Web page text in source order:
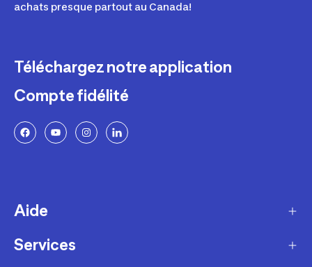
achats presque partout au Canada!
Téléchargez notre application
Compte fidélité
Aide
Livraison
Services